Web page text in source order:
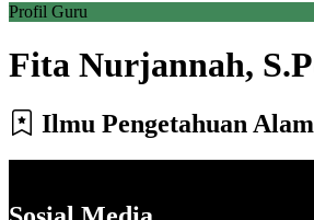
Profil Guru
Fita Nurjannah,
Ilmu Pengetahuan